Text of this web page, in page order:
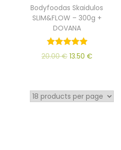
Bodyfoodas Skaidulos
SLIM&FLOW – 300g +
DOVANA
20.00€ 13.50 €